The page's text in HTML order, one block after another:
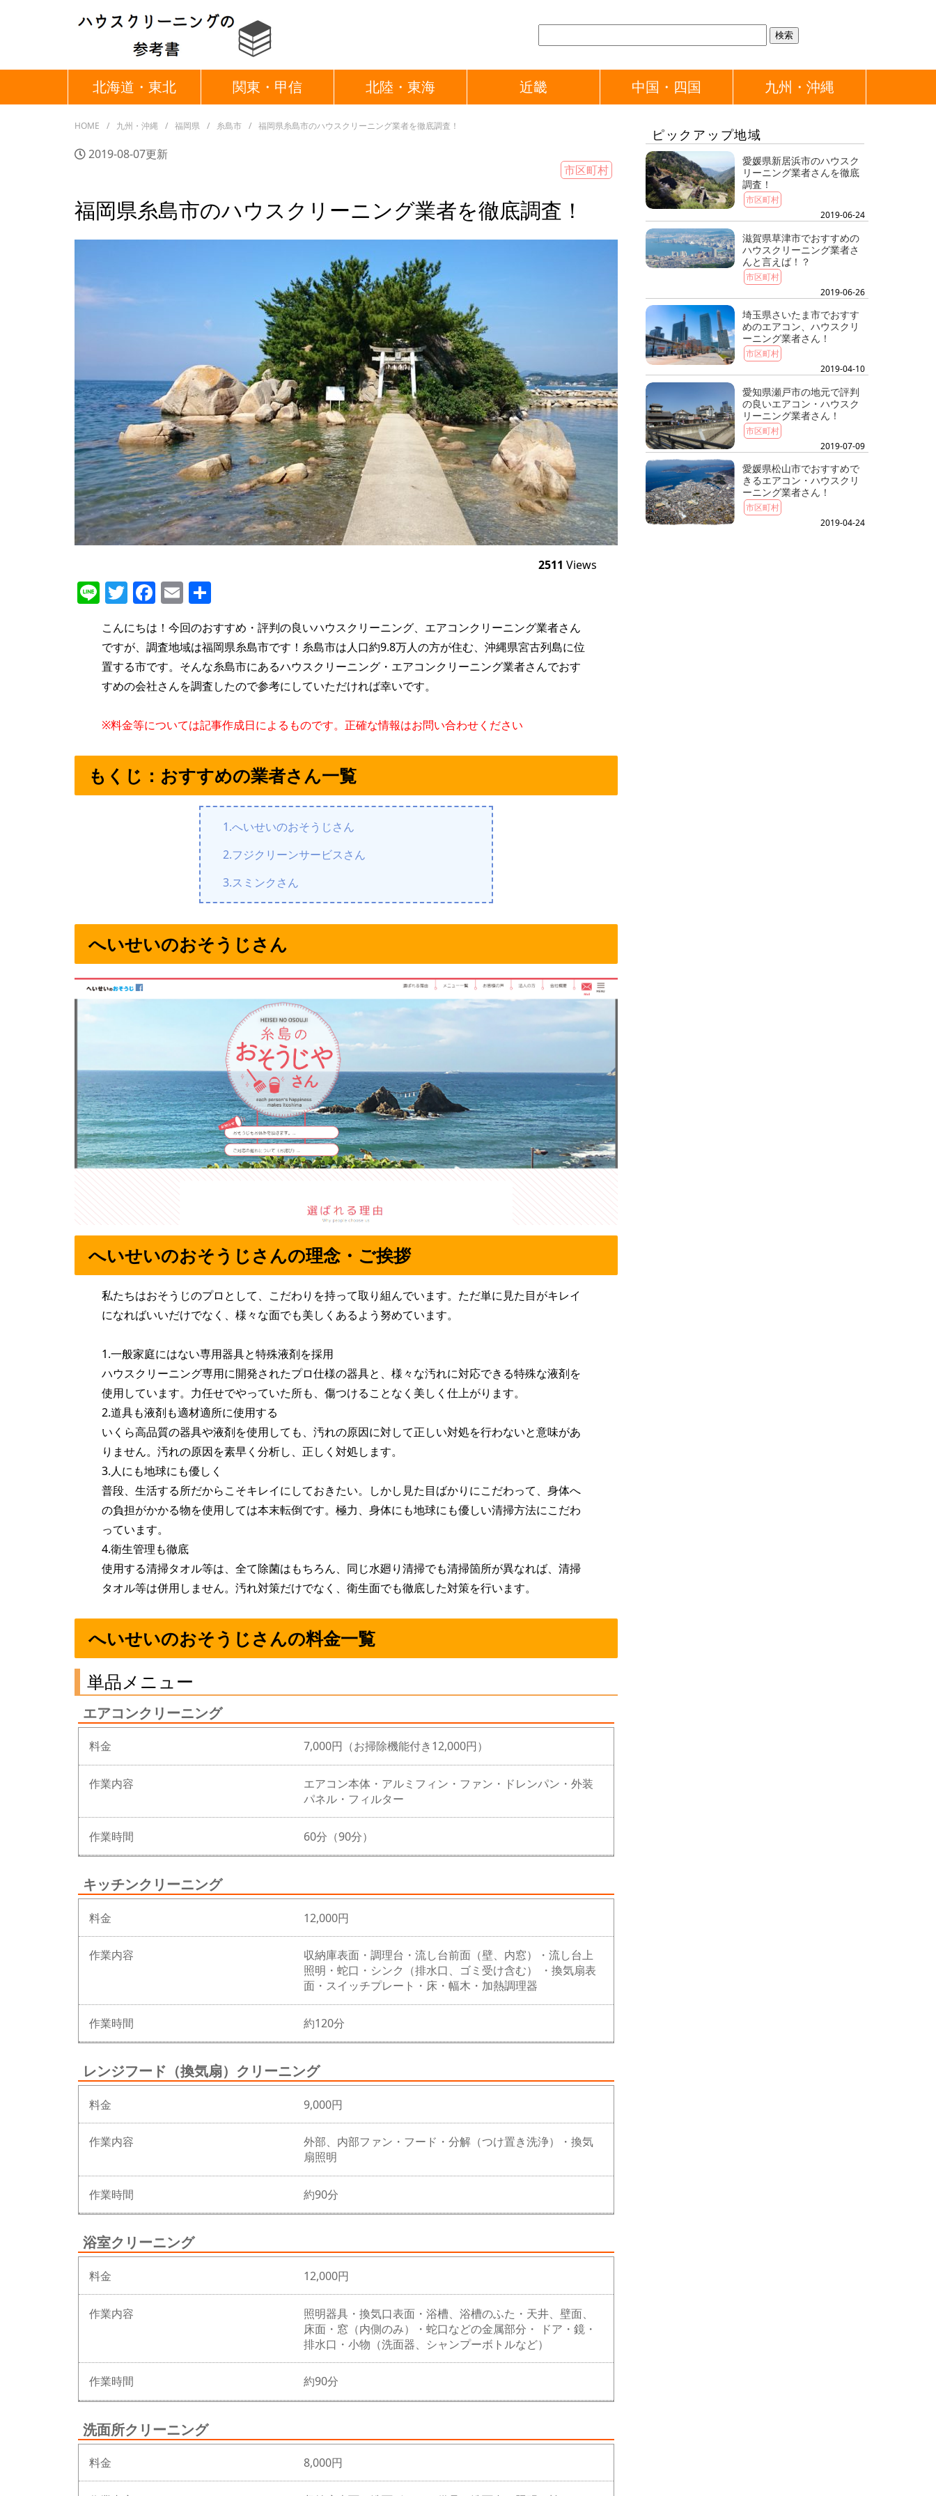
北海道・東北 関東・甲信 北陸・東海 近畿 中国・四国 九州・沖縄
HOME 九州・沖縄 福岡県 糸島市 福岡県糸島市のハウスクリーニング業者を徹底調査！
2019-08-07更新
市区町村
福岡県糸島市のハウスクリーニング業者を徹底調査！
2511 Views
LineTwitter
Facebook
Email
こんにちは！今回のおすすめ・評判の良いハウスクリーニング、エアコンクリーニング業者さん
ですが、調査地域は福岡県糸島市です！糸島市は人口約9.8万人の方が住む、沖縄県宮古列島に位
置する市です。そんな糸島市にあるハウスクリーニング・エアコンクリーニング業者さんでおす
すめの会社さんを調査したので参考にしていただければ幸いです。
※料金等については記事作成日によるものです。正確な情報はお問い合わせください
もくじ：おすすめの業者さん一覧
1.へいせいのおそうじさん
2.フジクリーンサービスさん
3.スミンクさん
へいせいのおそうじさん
へいせいのおそうじさんの理念・ご挨拶
私たちはおそうじのプロとして、こだわりを持って取り組んでいます。ただ単に見た目がキレイ
になればいいだけでなく、様々な面でも美しくあるよう努めています。
1.一般家庭にはない専用器具と特殊液剤を採用
ハウスクリーニング専用に開発されたプロ仕様の器具と、様々な汚れに対応できる特殊な液剤を
使用しています。力任せでやっていた所も、傷つけることなく美しく仕上がります。
2.道具も液剤も適材適所に使用する
いくら高品質の器具や液剤を使用しても、汚れの原因に対して正しい対処を行わないと意味があ
りません。汚れの原因を素早く分析し、正しく対処します。
3.人にも地球にも優しく
普段、生活する所だからこそキレイにしておきたい。しかし見た目ばかりにこだわって、身体へ
の負担がかかる物を使用しては本末転倒です。極力、身体にも地球にも優しい清掃方法にこだわ
っています。
4.衛生管理も徹底
使用する清掃タオル等は、全て除菌はもちろん、同じ水廻り清掃でも清掃箇所が異なれば、清掃
タオル等は併用しません。汚れ対策だけでなく、衛生面でも徹底した対策を行います。
へいせいのおそうじさんの料金一覧
単品メニュー
エアコンクリーニング
料金 7,000円（お掃除機能付き12,000円）
作業内容
エアコン本体・アルミフィン・ファン・ドレンパン・外装
パネル・フィルター
作業時間 60分（90分）
キッチンクリーニング
料金 12,000円
作業内容
収納庫表面・調理台・流し台前面（壁、内窓）・流し台上
照明・蛇口・シンク（排水口、ゴミ受け含む） ・換気扇表
面・スイッチプレート・床・幅木・加熱調理器
作業時間 約120分
レンジフード（換気扇）クリーニング
料金 9,000円
作業内容
外部、内部ファン・フード・分解（つけ置き洗浄）・換気
扇照明
作業時間 約90分
浴室クリーニング
料金 12,000円
作業内容
照明器具・換気口表面・浴槽、浴槽のふた・天井、壁面、
床面・窓（内側のみ）・蛇口などの金属部分・ ドア・鏡・
排水口・小物（洗面器、シャンプーボトルなど）
作業時間 約90分
洗面所クリーニング
料金 8,000円
ピックアップ地域
愛媛県新居浜市のハウスク
リーニング業者さんを徹底
調査！
市区町村
2019-06-24
滋賀県草津市でおすすめの
ハウスクリーニング業者さ
んと言えば！？
市区町村
2019-06-26
埼玉県さいたま市でおすす
めのエアコン、ハウスクリ
ーニング業者さん！
市区町村
2019-04-10
愛知県瀬戸市の地元で評判
の良いエアコン・ハウスク
リーニング業者さん！
市区町村
2019-07-09
愛媛県松山市でおすすめで
きるエアコン・ハウスクリ
ーニング業者さん！
市区町村
2019-04-24